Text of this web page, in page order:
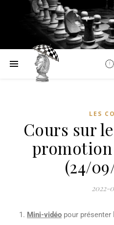
LES
Cours sur
promotion
(24/
2022-
Mini-vidéo pour